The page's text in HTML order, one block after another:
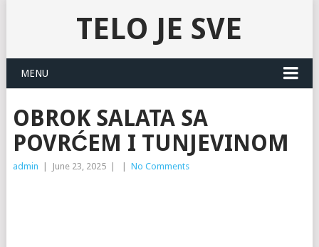
TELO JE SVE
MENU
OBROK SALATA SA
POVRĆEM I TUNJEVINOM
admin June 23, 2025 No Comments